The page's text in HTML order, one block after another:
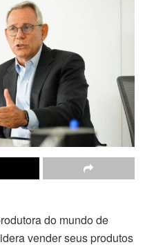
do mundo de
vender seus produtos